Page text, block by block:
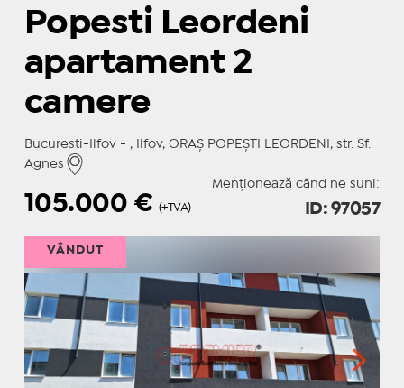
Popesti Leordeni
apartament 2
camere
Bucuresti-Ilfov - , Ilfov, ORAŞ POPEŞTI LEORDENI, str. Sf.
Agnes
Menționează când ne suni:
105.000 € (+TVA) ID: 97057
VÂNDUT